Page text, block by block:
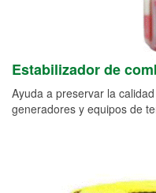
Estabilizador de
Ayuda a preservar la
generadores y equipos de